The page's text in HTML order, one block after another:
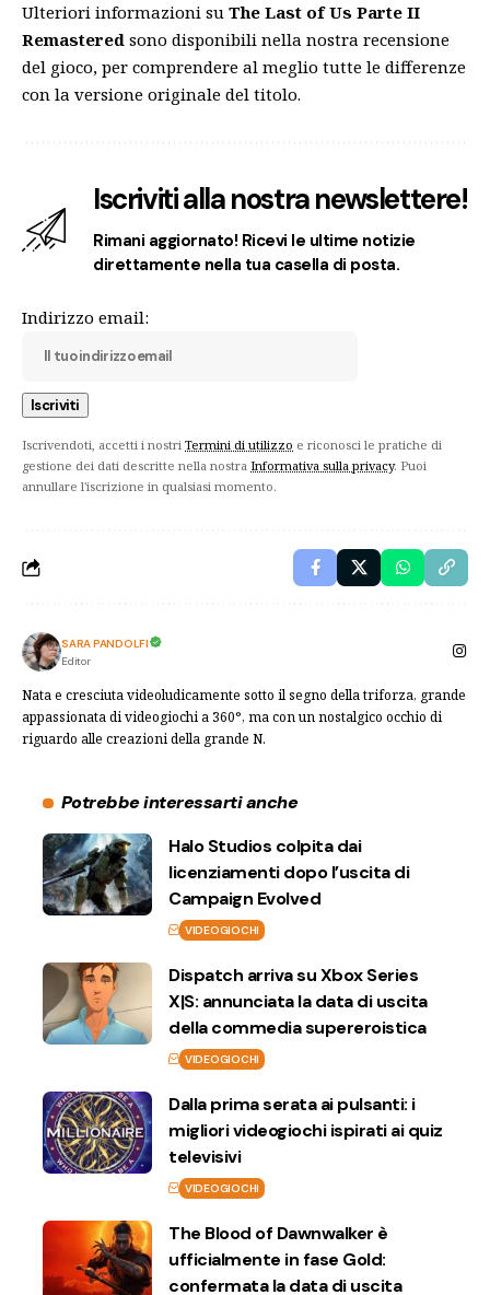
Ulteriori informazioni su The Last of Us Parte II
Remastered sono disponibili nella nostra recensione
del gioco, per comprendere al meglio tutte le differenze
con la versione originale del titolo.
Iscriviti alla nostra newslettere!
Rimani aggiornato! Ricevi le ultime notizie
direttamente nella tua casella di posta.
Indirizzo email:
Iscrivendoti, accetti i nostri Termini di utilizzo e riconosci le pratiche di
gestione dei dati descritte nella nostra Informativa sulla privacy. Puoi
annullare l'iscrizione in qualsiasi momento.
SARA PANDOLFI
Editor
Nata e cresciuta videoludicamente sotto il segno della triforza, grande
appassionata di videogiochi a 360°, ma con un nostalgico occhio di
riguardo alle creazioni della grande N.
Potrebbe interessarti anche
Halo Studios colpita dai
licenziamenti dopo l’uscita di
Campaign Evolved
VIDEOGIOCHI
Dispatch arriva su Xbox Series
X|S: annunciata la data di uscita
della commedia supereroistica
VIDEOGIOCHI
Dalla prima serata ai pulsanti: i
migliori videogiochi ispirati ai quiz
televisivi
VIDEOGIOCHI
The Blood of Dawnwalker è
ufficialmente in fase Gold:
confermata la data di uscita